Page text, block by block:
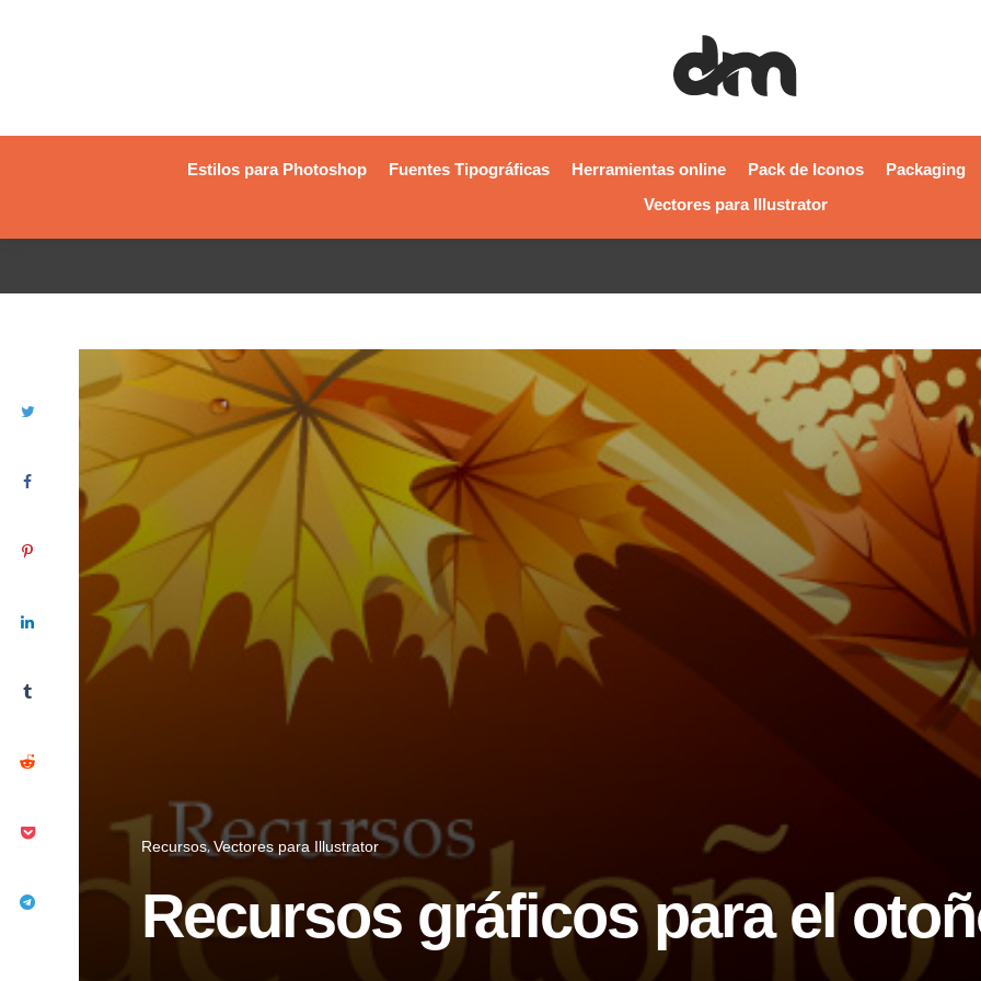
Estilos para Photoshop Fuentes Tipográficas Herramientas online Pack de Iconos
Packaging
Vectores para Illustrator
Recursos Vectores para Illustrator
Recursos gráficos para el